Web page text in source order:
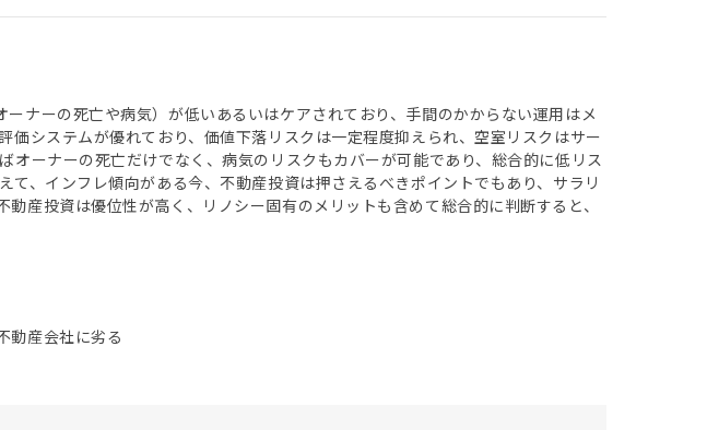
ナーの死亡や病気）が低いあるいはケアされており、手間のかからない運用はメ
価システムが優れており、価値下落リスクは一定程度抑えられ、空室リスクはサー
オーナーの死亡だけでなく、病気のリスクもカバーが可能であり、総合的に低リス
て、インフレ傾向がある今、不動産投資は押さえるべきポイントでもあり、サラリ
産投資は優位性が高く、リノシー固有のメリットも含めて総合的に判断すると、
動産会社に劣る